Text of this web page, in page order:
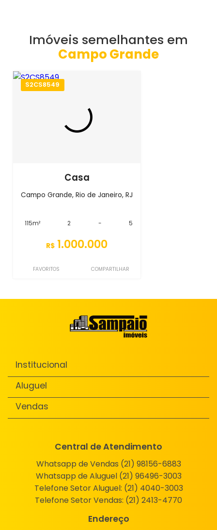
Imóveis semelhantes em
Campo Grande
S2CS8549
Casa
Campo Grande, Rio de Janeiro, RJ
115m² 2 - 5
R$ 1.000.000
FAVORITOS COMPARTILHAR
Institucional
Aluguel
Vendas
Central de Atendimento
Whatsapp de Vendas (21) 98156-6883
Whatsapp de Aluguel (21) 96496-3003
Telefone Setor Aluguel: (21) 4040-3003
Telefone Setor Vendas: (21) 2413-4770
Endereço